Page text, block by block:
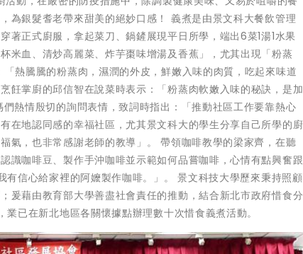
為銀髮耆老帶來甜美的絕妙口感！ 義煮是由景文科大餐飲管理
正式廚服，拿起菜刀、鍋鏟展現平日所學，端出6菜1湯1水果
米血、清炒高麗菜、炸芋棗味增湯及香蕉」，尤其出現「粉蒸
熱騰騰的粉蒸肉，濕潤的外皮，鮮嫩入味的肉質，吃起來味道
飪掌廚的邱信智在說菜時表示：「粉蒸肉軟嫩入味的秘訣，是加
熱情殷切的詢問表情，致詞時指出：「推動社區工作要靠熱心
在地認同感的幸福社區，尤其景文科大的學生分享自己所學的廚
氣，也非常感謝老師的教導」。 帶領咖啡教學的梁家齊，在聽
識咖啡豆、製作手沖咖啡並示範如何品嘗咖啡，心情有點興奮跟
信心給家裡的阿嬤製作咖啡。」。 景文科技大學歷來秉持照顧
爰藉由教育部大學善盡社會責任的推動，結合新北市政府惜食分
已在新北地區各關懷據點辦理數十次惜食義煮活動。